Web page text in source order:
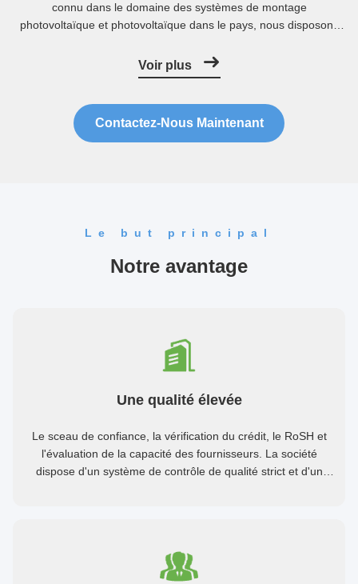
connu dans le domaine des systèmes de montage
photovoltaïque et photovoltaïque dans le pays, nous disposons
concentre sur le marché, la R & D, la conception,gestion de la
production, de l'installation et ...
Voir plus
Contactez-Nous Maintenant
Le but principal
Notre avantage
Une qualité élevée
Le sceau de confiance, la vérification du crédit, le RoSH et
l'évaluation de la capacité des fournisseurs. La société
dispose d'un système de contrôle de qualité strict et d'un